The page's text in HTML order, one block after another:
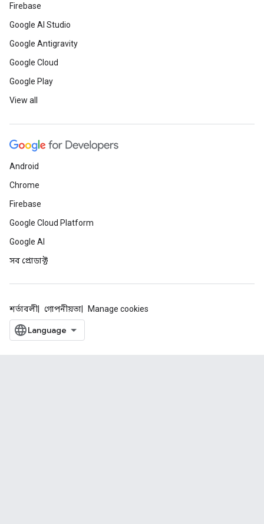
Firebase
Google AI Studio
Google Antigravity
Google Cloud
Google Play
View all
Android
Chrome
Firebase
Google Cloud Platform
Google AI
সব প্রোডাক্ট
শর্তাবলী গোপনীয়তা Manage cookies